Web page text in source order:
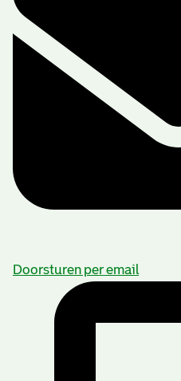
Doorsturen per email